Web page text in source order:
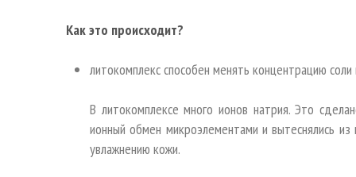
Как это происходит?
литокомплекс способен менять концентрацию
В литокомплексе много ионов натрия. Это
ионный обмен микроэлементами и вытеснялись
увлажнению кожи.